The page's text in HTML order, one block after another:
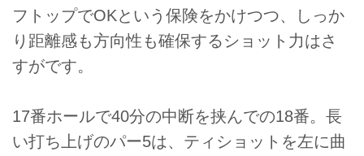
フトップでOKという保険をかけつつ、しっか
り距離感も方向性も確保するショット力はさ
すがです。
17番ホールで40分の中断を挟んでの18番。長
い打ち上げのパー5は、ティショットを左に曲